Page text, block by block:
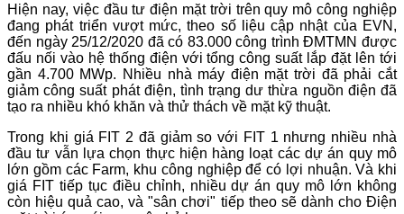
Hiện nay, việc đầu tư điện mặt trời trên quy mô công nghiệp
đang phát triển vượt mức, theo số liệu cập nhật của EVN,
đến ngày 25/12/2020 đã có 83.000 công trình ĐMTMN được
đấu nối vào hệ thống điện với tổng công suất lắp đặt lên tới
gần 4.700 MWp. Nhiều nhà máy điện mặt trời đã phải cắt
giảm công suất phát điện, tình trạng dư thừa nguồn điện đã
tạo ra nhiều khó khăn và thử thách về mặt kỹ thuật.
Trong khi giá FIT 2 đã giảm so với FIT 1 nhưng nhiều nhà
đầu tư vẫn lựa chọn thực hiện hàng loạt các dự án quy mô
lớn gồm các Farm, khu công nghiệp để có lợi nhuận. Và khi
giá FIT tiếp tục điều chỉnh, nhiều dự án quy mô lớn không
còn hiệu quả cao, và "sân chơi" tiếp theo sẽ dành cho Điện